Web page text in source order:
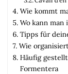
Wie kommt
Wo kann man
Tipps für
Wie
Häufig
Formentera